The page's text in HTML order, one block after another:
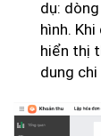
dụ:
hình.
hiển thị
dung